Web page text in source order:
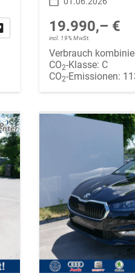
Fahrzeug parken19.990,– €
incl. 19% MwSt.
Verbrauch
CO2-Klasse: C
CO2-Emissionen: